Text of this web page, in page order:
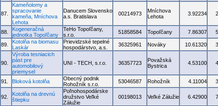
87.
Kameňolomy a
spracovanie
kameňa, Mníchova
Lehota
Danucem Slovensko
a.s. Bratislava
00214973
Mníchova
Lehota
3.92234
88.
Kogeneračná
jednotka Topoľčany
TeHo Topoľčany,
s.r.o.
51858584 Topoľčany 7.86307
89.
Kotolňa na biomasu
Laskár
Prievidzské tepelné
hospodárstvo, a.s.
36325961 Nováky 10.61320
90.
Výroba tesniacich
pást pre
automobilový
priemysel
UNI - TECH, s.r.o. 36357723
Považská
Bystrica
4.53100
91. Bloková kotolňa
Obecný podnik
Rohožník s.r.o.
53046587 Rohožník 4.11004
92.
Kotolňa na drevnú
štiepku
Poľnohospodárske
družstvo Veľké
Zálužie
00198013 Veľké Zálužie 6.42900